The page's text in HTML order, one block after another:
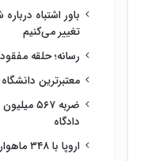
باور اشتباه
تغییر می‌کنیم
رسانه؛ حلقه
معتبرترین
ضربه ۵۶۷
دادگاه
اروپا با ۳۴۸ ماهواره به جنگ انحصار استارلینک می‌رود